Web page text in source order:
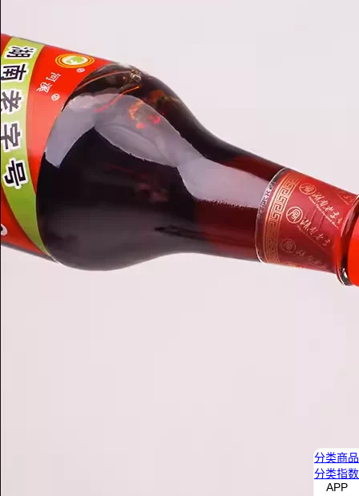
分类商品
分类指数
APP